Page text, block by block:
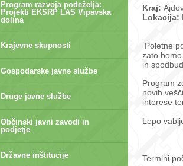
Program razvoja podeželja:
Projekti EKSRP LAS Vipavska
dolina
Krajevne skupnosti
Gospodarske javne službe
Druge javne službe
Občinski javni zavodi in
podjetje
Državne inštitucije
Kraj:
Lokacija:
Poletne
zato
in
Program
novih
interese
Lepo
Termini